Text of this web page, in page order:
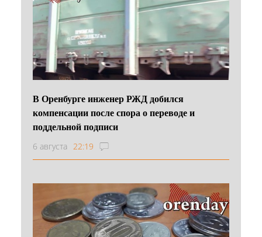
В Оренбурге инженер РЖД добился
компенсации после спора о переводе и
поддельной подписи
6 августа 22:19